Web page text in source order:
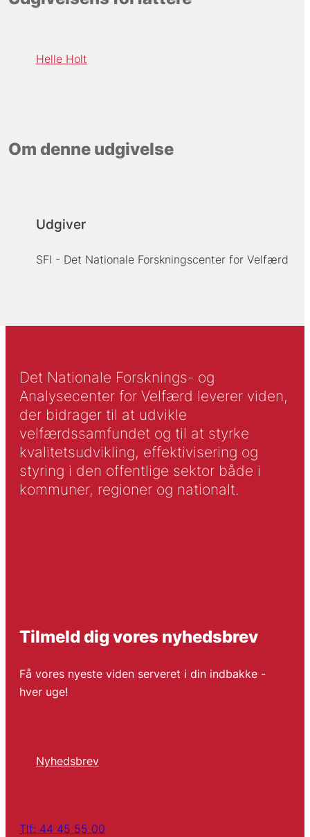
Helle Holt
Om denne udgivelse
Udgiver
SFI - Det Nationale Forskningscenter for Velfærd
Det Nationale Forsknings- og
Analysecenter for Velfærd leverer viden,
der bidrager til at udvikle
velfærdssamfundet og til at styrke
kvalitetsudvikling, effektivisering og
styring i den offentlige sektor både i
kommuner, regioner og nationalt.
Tilmeld dig vores nyhedsbrev
Få vores nyeste viden serveret i din indbakke -
hver uge!
Nyhedsbrev
Tlf: 44 45 55 00